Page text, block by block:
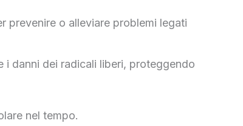
prevenire o alleviare problemi legati
i danni dei radicali liberi, proteggendo
nel tempo.